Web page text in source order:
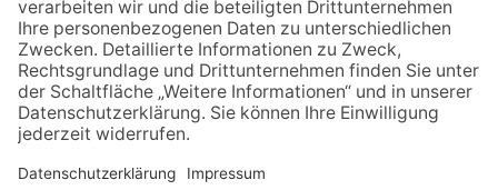
24 25 26 27 28 29
31
Zeitzone